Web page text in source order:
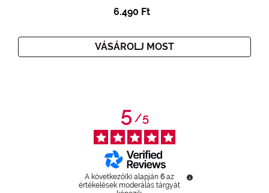
6.490 Ft
VÁSÁROLJ MOST
5/5
A következő(k) alapján 6 az
értékelések moderálás tárgyát